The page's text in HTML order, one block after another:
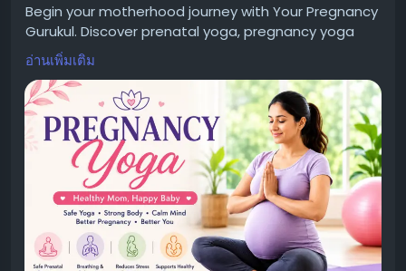
Begin your motherhood journey with Your Pregnancy
Gurukul. Discover prenatal yoga, pregnancy yoga
classes, Garbh Sanskar, expert pregnancy guidance,
and wellness programs designed for a healthy
pregnancy.
https://yourpregnancygurukul.com/pregnancy-
yoga-classes/
อ่านเพิ่มเติม